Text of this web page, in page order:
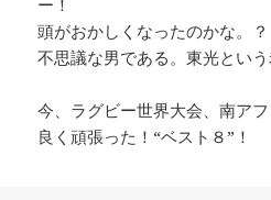
頭がおかしくなったのかな。？
不思議な男である。東光という
今、ラグビー世界大会、南アフ
良く頑張った！“ベスト８”！